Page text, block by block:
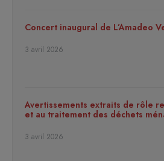
Concert inaugural de L’Amadeo
3 avril 2026
Avertissements extraits de rôle
et au traitement des déchets
3 avril 2026